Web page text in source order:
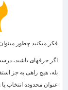
فکر می​کنید چطور
اگر حرفه​ای باشید،
بله، هیچ راهی به جز
عنوان محدوده انتخاب یا